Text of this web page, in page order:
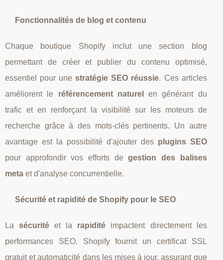
Fonctionnalités de blog et contenu
Chaque boutique Shopify inclut une section blog
permettant de créer et publier du contenu optimisé,
essentiel pour unestratégie SEO réussie. Ces articles
améliorent le référencement naturel
en générant du
trafic et en renforçant la visibilité sur les moteurs de
recherche grâce à des mots-clés pertinents. Un autre
avantage est la possibilité d'ajouter des plugins SEO
pour approfondir vos efforts degestion des balises
meta et d'analyse concurrentielle.
Sécurité et rapidité de Shopify pour le SEO
Lasécurité et la rapidité impactent directement les
performances SEO. Shopify fournit un certificat SSL
gratuit et automaticité dans les mises à jour, assurant que